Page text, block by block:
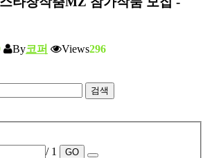
By코퍼 Views296
검색
/ 1
GO